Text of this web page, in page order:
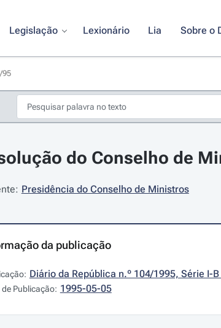
Legislação Lexionário Lia Sobre o
95
do Conselho de
Presidência do Conselho de Ministros
da publicação
Diário da República n.º 104/1995, Série I-
de Publicação: 1995-05-05